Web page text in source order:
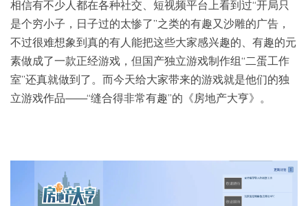
相信有不少人都在各种社交、短视频平台上看到过“开局只
是个穷小子，日子过的太惨了”之类的有趣又沙雕的广告，
不过很难想象到真的有人能把这些大家感兴趣的、有趣的元
素做成了一款正经游戏，但国产独立游戏制作组“二蛋工作
室”还真就做到了。而今天给大家带来的游戏就是他们的独
立游戏作品——“缝合得非常有趣”的《房地产大亨》。